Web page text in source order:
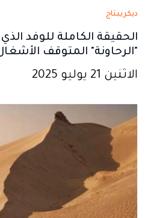
ديكريبتاج
الحقيقة الكاملة للوفد
"الرحاونة" المتوقف
الاثنين 21 يوليو 2025